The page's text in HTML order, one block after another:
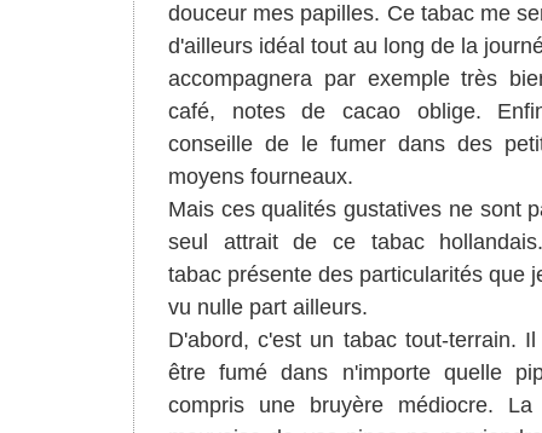
douceur mes papilles. Ce tabac me
d'ailleurs idéal tout au long de la
accompagnera par exemple très
café, notes de cacao oblige.
conseille de le fumer dans des
moyens fourneaux.
Mais ces qualités gustatives ne sont
seul attrait de ce tabac
tabac présente des particularités que
vu nulle part ailleurs.
D'abord, c'est un tabac tout-terrain. Il
être fumé dans n'importe quelle
compris une bruyère médiocre. La